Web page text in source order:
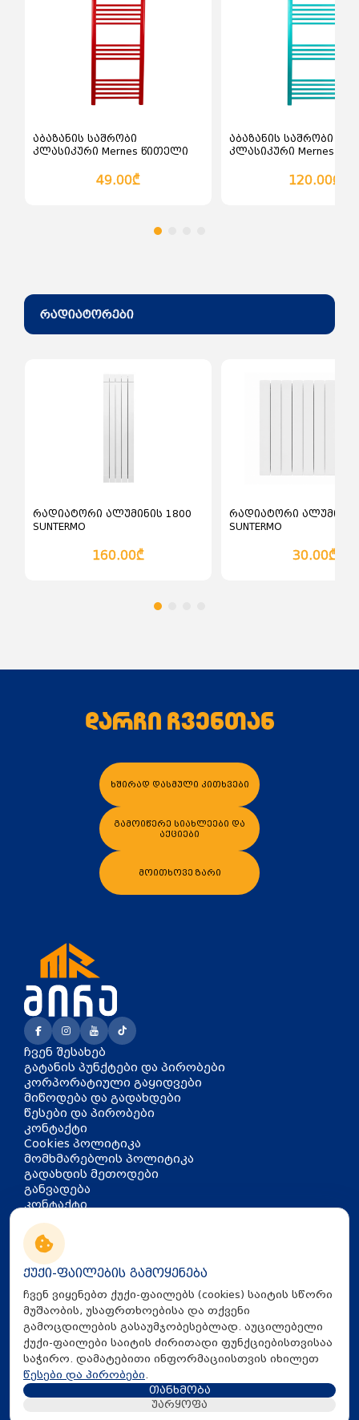
კალათაში დამატება
აბაზანის საშრობი
კლასიკური Mernes წითელი
49.00₾
აბაზანის საშრობი
კლასიკური Mernes
120.00₾
რადიატორები
რადიატორი ალუმინის 1800
SUNTERMO
160.00₾
კალათაში დამატება
რადიატორი ალუმინის
SUNTERMO
30.00₾
დარჩი ჩვენთან
ხშირად დასმული კითხვები
გამოიწერე სიახლეები და
აქციები
მოითხოვე ზარი
კონტაქტი
თბილისი, აკაკი წერეთლის
გამზირი 126
info@mira.ge
032 235 60 01
ჩვენ შესახებ
გატანის პუნქტები და პირობები
კორპორატიული გაყიდვები
მიწოდება და გადახდები
წესები და პირობები
კონტაქტი
Cookies პოლიტიკა
მომხმარებლის პოლიტიკა
გადახდის მეთოდები
განვადება
All Rights Reserved © 2025 Mira.ge
ქუქი-ფაილების გამოყენება
ჩვენ ვიყენებთ ქუქი-ფაილებს (cookies) საიტის სწორი
მუშაობის, უსაფრთხოებისა და თქვენი
გამოცდილების გასაუმჯობესებლად. აუცილებელი
ქუქი-ფაილები საიტის ძირითადი ფუნქციებისთვისაა
საჭირო. დამატებითი ინფორმაციისთვის იხილეთ
წესები და პირობები.
უარყოფა
თანხმობა